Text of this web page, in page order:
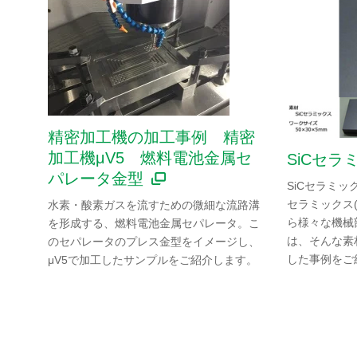
精密加工機の加工事例 精密
加工機μV5 燃料電池金属セ
パレータ金型
水素・酸素ガスを流すための微細な流路溝
を形成する、燃料電池金属セパレータ。こ
のセパレータのプレス金型をイメージし、
μV5で加工したサンプルをご紹介します。
SiCセラ
SiCセラミッ
セラミック
ら様々な機
は、そんな
した事例を